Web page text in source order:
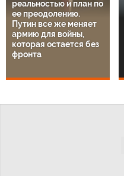
реальностью и план по
ее преодолению.
Путин все же меняет
армию для войны,
которая остается без
фронта